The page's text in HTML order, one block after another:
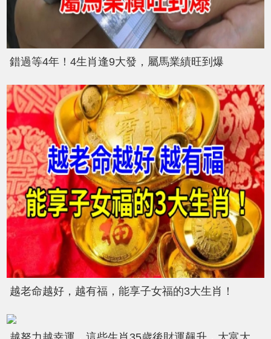
錯過等4年！4生肖逢9大發，屬馬業績旺到爆
越老命越好，越有福，能享子女福的3大生肖！